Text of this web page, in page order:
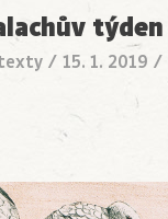
týden
/ 15. 1. 2019 /